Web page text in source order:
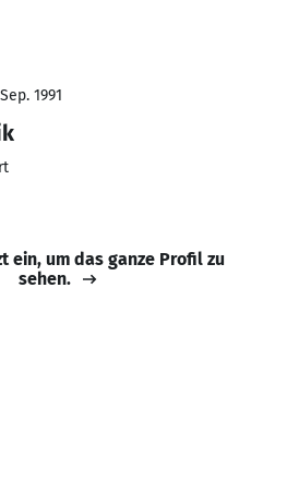
1991
ein, um das ganze Profil zu
sehen.